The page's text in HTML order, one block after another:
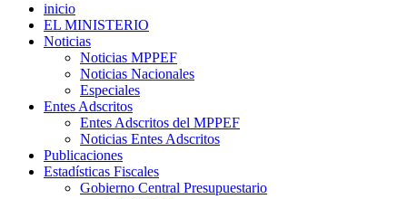
inicio
EL MINISTERIO
Noticias
Noticias MPPEF
Noticias Nacionales
Especiales
Entes Adscritos
Entes Adscritos del MPPEF
Noticias Entes Adscritos
Publicaciones
Estadísticas Fiscales
Gobierno Central Presupuestario